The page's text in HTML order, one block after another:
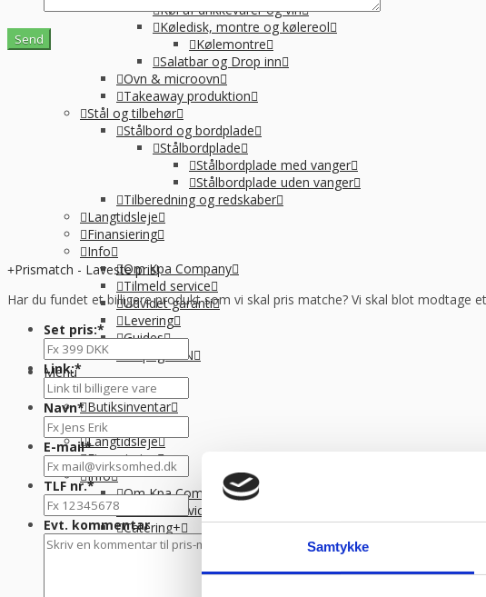
Samtykke
Køl af drikkevarer og vin
Køledisk, montre og kølereol
Kølemontre
Salatbar og Drop inn
Ovn & microovn
Takeaway produktion
Stål og tilbehør
Stålbord og bordplade
Stålbordplade
Stålbordplade med vanger
Stålbordplade uden vanger
Tilberedning og redskaber
Langtidsleje
Finansiering
Info
Om Kpa Company
Tilmeld service
Udvidet garanti
Levering
Guides
Faq og EAN
Menu
Bagerimaskiner
Butiksinventar
Stål og tilbehør
Langtidsleje
Finansiering
Info
Om Kpa Company
Tilmeld service
Catering+
Udvidet garanti
Prismatch - Laveste pris!
Har du fundet et billigere produkt som vi skal pris matche? Vi skal blot modtage
Set pris:*
Link:*
Navn*
E-mail*
TLF nr.*
Evt. kommentar